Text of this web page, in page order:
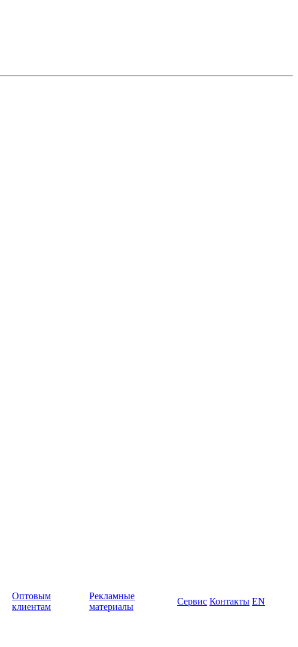
Оптовым
клиентам
Рекламные
материалы
Сервис Контакты EN